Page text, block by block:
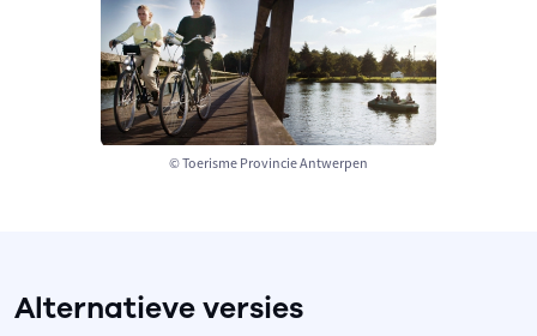
© Toerisme Provincie Antwerpen
Alternatieve versies